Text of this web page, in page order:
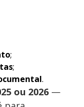
;
;
.
ou 2026 —